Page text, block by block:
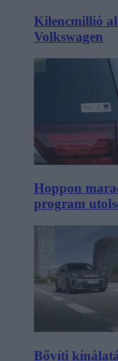
Kilencmillió
Volkswagen
Hoppon
program
Bővíti